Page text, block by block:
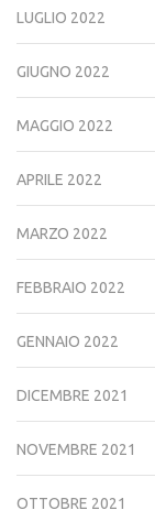
LUGLIO 2022
GIUGNO 2022
MAGGIO 2022
APRILE 2022
MARZO 2022
FEBBRAIO 2022
GENNAIO 2022
DICEMBRE 2021
NOVEMBRE 2021
OTTOBRE 2021